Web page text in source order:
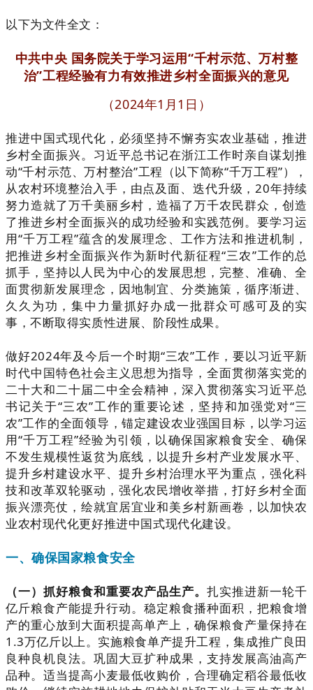
以下为文件全文：
中共中央 国务院关于学习运用“千村示范、万村整
治”工程经验有力有效推进乡村全面振兴的意见
（2024年1月1日）
推进中国式现代化，必须坚持不懈夯实农业基础，推进
乡村全面振兴。习近平总书记在浙江工作时亲自谋划推
动“千村示范、万村整治”工程（以下简称“千万工程”），
从农村环境整治入手，由点及面、迭代升级，20年持续
努力造就了万千美丽乡村，造福了万千农民群众，创造
了推进乡村全面振兴的成功经验和实践范例。要学习运
用“千万工程”蕴含的发展理念、工作方法和推进机制，
把推进乡村全面振兴作为新时代新征程“三农”工作的总
抓手，坚持以人民为中心的发展思想，完整、准确、全
面贯彻新发展理念，因地制宜、分类施策，循序渐进、
久久为功，集中力量抓好办成一批群众可感可及的实
事，不断取得实质性进展、阶段性成果。
做好2024年及今后一个时期“三农”工作，要以习近平新
时代中国特色社会主义思想为指导，全面贯彻落实党的
二十大和二十届二中全会精神，深入贯彻落实习近平总
书记关于“三农”工作的重要论述，坚持和加强党对“三
农”工作的全面领导，锚定建设农业强国目标，以学习运
用“千万工程”经验为引领，以确保国家粮食安全、确保
不发生规模性返贫为底线，以提升乡村产业发展水平、
提升乡村建设水平、提升乡村治理水平为重点，强化科
技和改革双轮驱动，强化农民增收举措，打好乡村全面
振兴漂亮仗，绘就宜居宜业和美乡村新画卷，以加快农
业农村现代化更好推进中国式现代化建设。
一、确保国家粮食安全
（一）抓好粮食和重要农产品生产。扎实推进新一轮千
亿斤粮食产能提升行动。稳定粮食播种面积，把粮食增
产的重心放到大面积提高单产上，确保粮食产量保持在
1.3万亿斤以上。实施粮食单产提升工程，集成推广良田
良种良机良法。巩固大豆扩种成果，支持发展高油高产
品种。适当提高小麦最低收购价，合理确定稻谷最低收